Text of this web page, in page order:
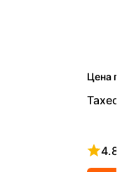
Цена по
4.8